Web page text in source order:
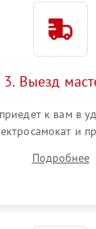
3. Выезд
к вам в
и
Подробнее